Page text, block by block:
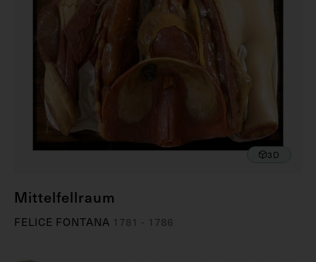
3D
Mittelfellraum
FELICE FONTANA 1781 - 1786